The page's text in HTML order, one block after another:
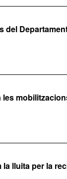
les
lluita per la